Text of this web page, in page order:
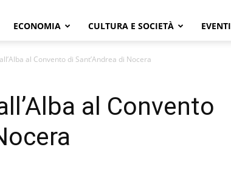
ECONOMIA CULTURA E SOCIETÀ EVENTI
al Convento di Sant’Andrea di Nocera
al Convento